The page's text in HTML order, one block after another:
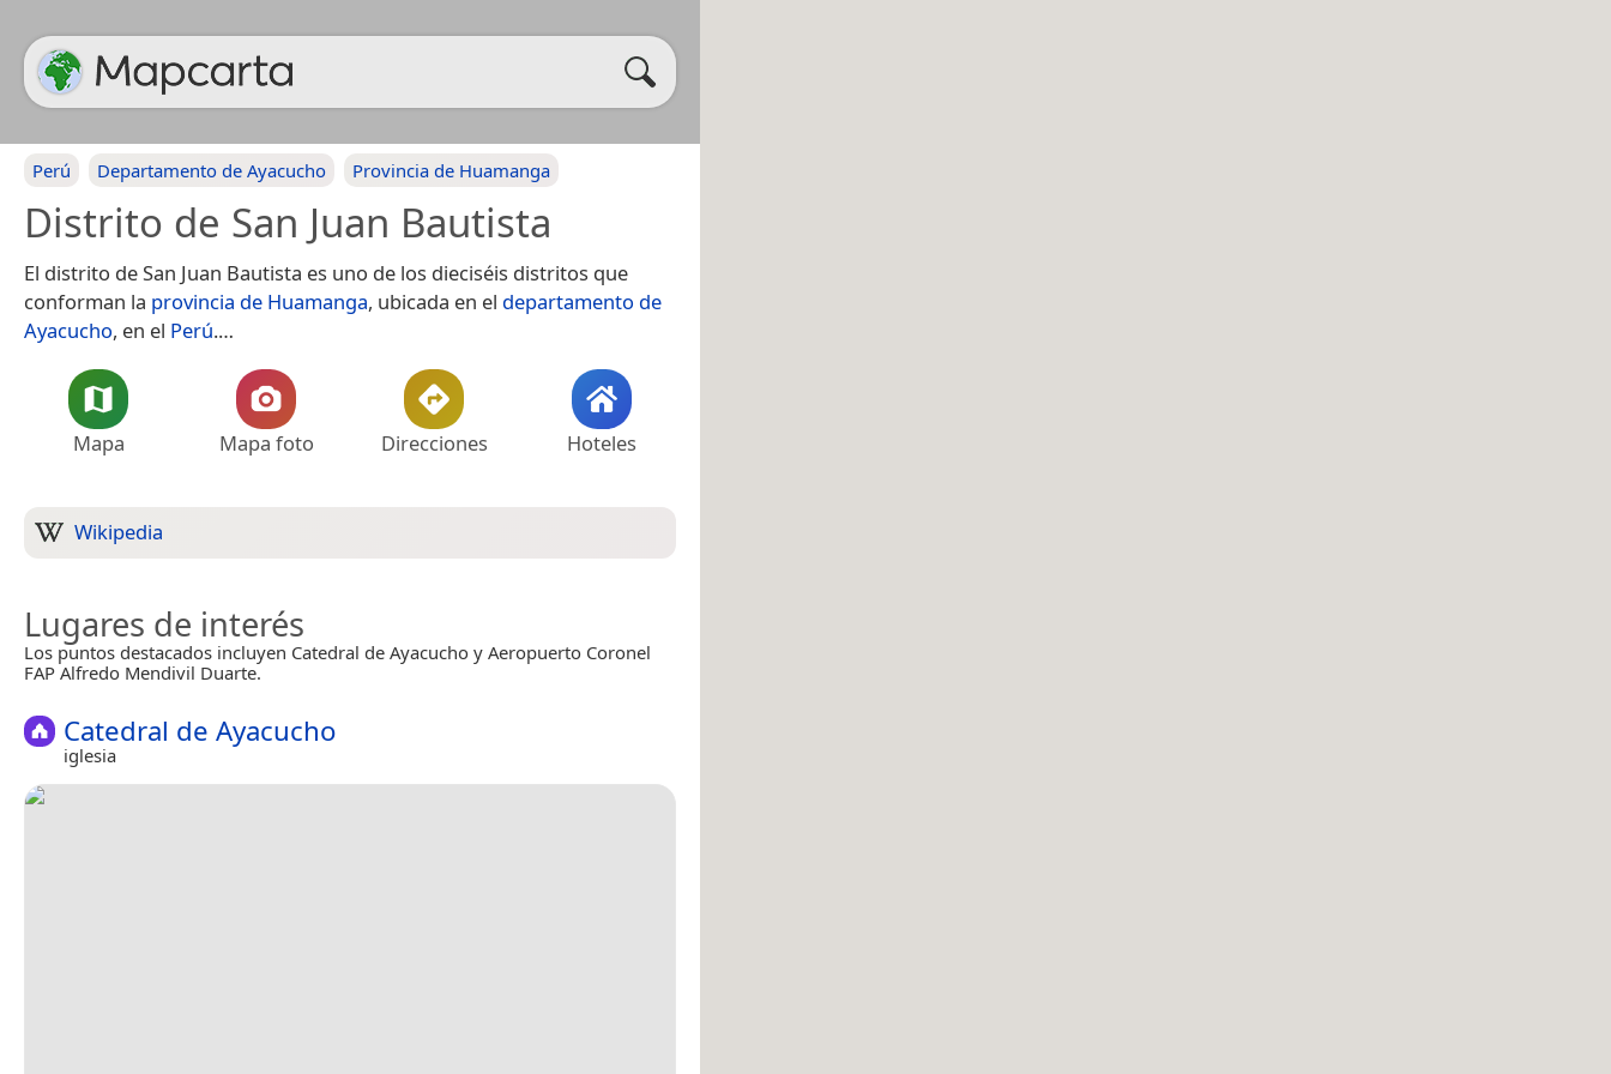
Perú Departamento de Ayacucho Provincia de Huamanga
Distrito de San Juan Bautista
El distrito de San Juan Bautista es uno de los dieciséis distritos que
conforman la provincia de Huamanga, ubicada en el departamento de
Ayacucho, en el Perú.​…
Mapa Mapa foto Direcciones Hoteles
Wikipedia
Lugares de interés
Los puntos destacados incluyen Catedral de Ayacucho y Aeropuerto Coronel
FAP Alfredo Mendivil Duarte.
Catedral de Ayacucho
iglesia